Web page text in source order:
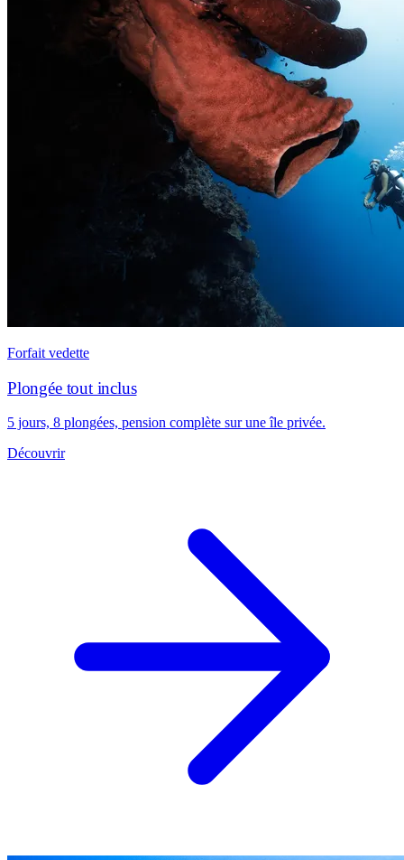
Forfait vedette
Plongée tout inclus
5 jours, 8 plongées, pension complète sur une île privée.
Découvrir